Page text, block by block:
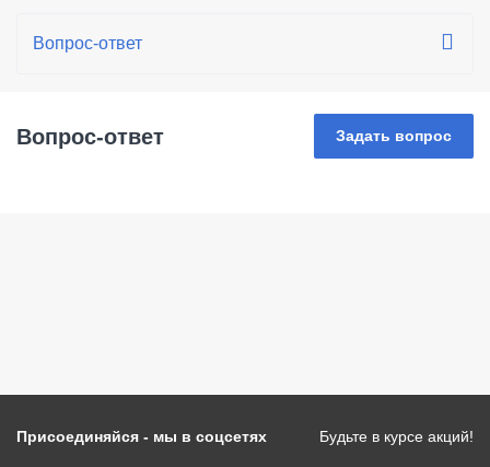
Вопрос-ответ Задать вопрос
Присоединяйся - мы в соцсетях Будьте в курсе акций!